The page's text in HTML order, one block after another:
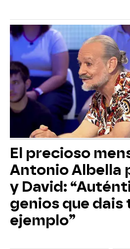
El precioso
Antonio Albella
y David:
genios que
ejemplo”